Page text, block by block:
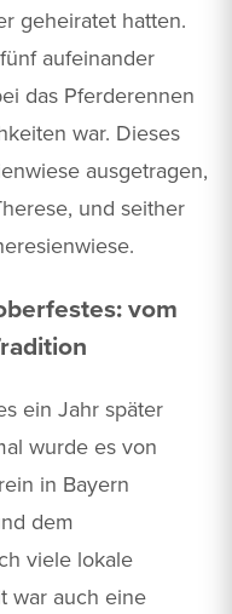
geheiratet hatten.
aufeinander
das Pferderennen
war. Dieses
ausgetragen,
und seither
vom
ein Jahr später
wurde es von
in Bayern
dem
viele lokale
war auch eine